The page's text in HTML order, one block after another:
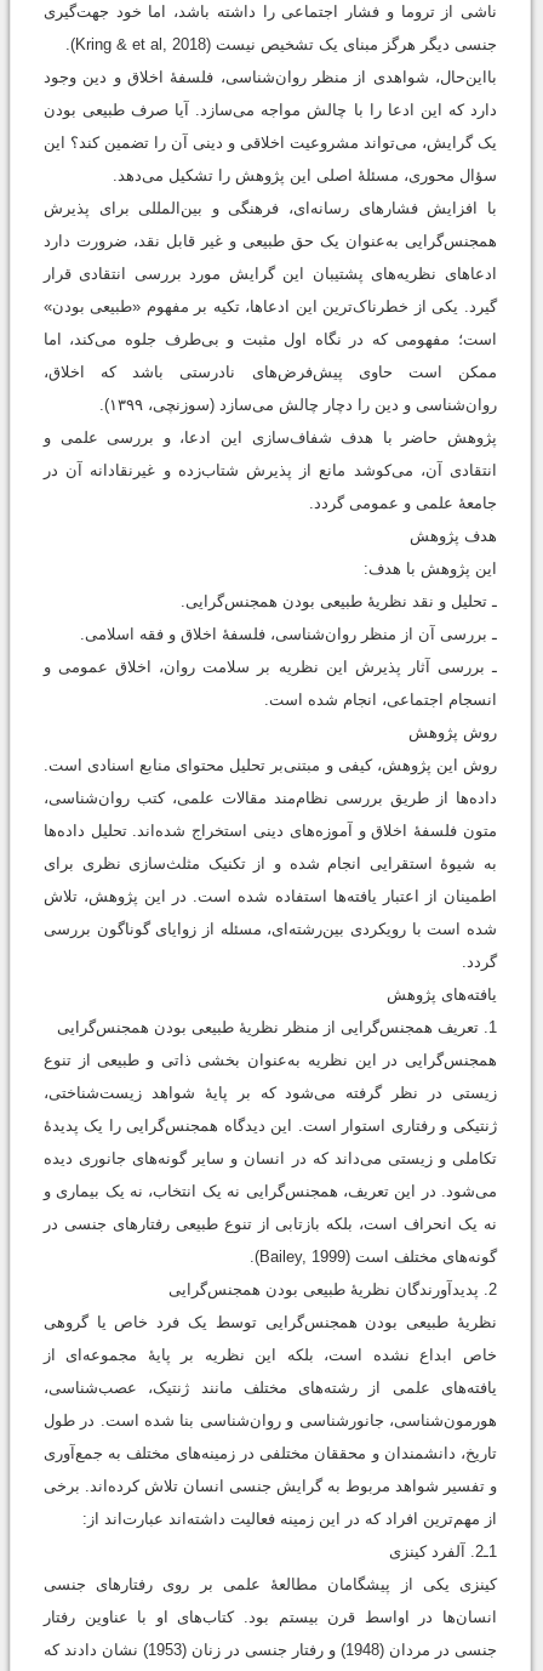
ناشی از تروما و فشار اجتماعی را داشته باشد، اما خود جهت‌گیری
جنسی دیگر هرگز مبنای یک تشخیص نیست (Kring & et al, 2018).
بااین‌حال، شواهدی از منظر روان‌شناسی، فلسفۀ اخلاق و دین وجود
دارد که این ادعا را با چالش مواجه می‌سازد. آیا صرف طبیعی بودن
یک گرایش، می‌تواند مشروعیت اخلاقی و دینی آن را تضمین کند؟ این
سؤال محوری، مسئلۀ اصلی این پژوهش را تشکیل می‌دهد.
با افزایش فشارهای رسانه‌ای، فرهنگی و بین‌المللی برای پذیرش
همجنس‌گرایی به‌عنوان یک حق طبیعی و غیر قابل نقد، ضرورت دارد
ادعاهای نظریه‌های پشتیبان این گرایش مورد بررسی انتقادی قرار
گیرد. یکی از خطرناک‌ترین این ادعاها، تکیه بر مفهوم «طبیعی بودن»
است؛ مفهومی که در نگاه اول مثبت و بی‌طرف جلوه می‌کند، اما
ممکن است حاوی پیش‌فرض‌های نادرستی باشد که اخلاق،
روان‌شناسی و دین را دچار چالش می‌سازد (سوزنچی، ۱۳۹۹).
پژوهش حاضر با هدف شفاف‌سازی این ادعا، و بررسی علمی و
انتقادی آن، می‌کوشد مانع از پذیرش شتاب‌زده و غیرنقادانه آن در
جامعۀ علمی و عمومی گردد.
هدف پژوهش
این پژوهش با هدف:
ـ تحلیل و نقد نظریۀ طبیعی بودن همجنس‌گرایی.
ـ بررسی آن از منظر روان‌شناسی، فلسفۀ اخلاق و فقه اسلامی.
ـ بررسی آثار پذیرش این نظریه بر سلامت روان، اخلاق عمومی و
انسجام اجتماعی، انجام شده است.
روش پژوهش
روش این پژوهش، کیفی و مبتنی‌بر تحلیل محتوای منابع اسنادی است.
داده‌ها از طریق بررسی نظام‌مند مقالات علمی، کتب روان‌شناسی،
متون فلسفۀ اخلاق و آموزه‌های دینی استخراج شده‌اند. تحلیل داده‌ها
به شیوۀ استقرایی انجام شده و از تکنیک مثلث‌سازی نظری برای
اطمینان از اعتبار یافته‌ها استفاده شده است. در این پژوهش، تلاش
شده است با رویکردی بین‌رشته‌ای، مسئله از زوایای گوناگون بررسی
گردد.
یافته‌های پژوهش
1. تعریف همجنس‌گرایی از منظر نظریۀ طبیعی بودن همجنس‌گرایی
همجنس‌گرایی در این نظریه به‌عنوان بخشی ذاتی و طبیعی از تنوع
زیستی در نظر گرفته می‌شود که بر پایۀ شواهد زیست‌شناختی،
ژنتیکی و رفتاری استوار است. این دیدگاه همجنس‌گرایی را یک پدیدۀ
تکاملی و زیستی می‌داند که در انسان و سایر گونه‌های جانوری دیده
می‌شود. در این تعریف، همجنس‌گرایی نه یک انتخاب، نه یک بیماری و
نه یک انحراف است، بلکه بازتابی از تنوع طبیعی رفتارهای جنسی در
گونه‌های مختلف است (Bailey, 1999).
2. پدیدآورندگان نظریۀ طبیعی بودن همجنس‌گرایی
نظریۀ طبیعی بودن همجنس‌گرایی توسط یک فرد خاص یا گروهی
خاص ابداع نشده است، بلکه این نظریه بر پایۀ مجموعه‌ای از
یافته‌های علمی از رشته‌های مختلف مانند ژنتیک، عصب‌شناسی،
هورمون‌شناسی، جانورشناسی و روان‌شناسی بنا شده است. در طول
تاریخ، دانشمندان و محققان مختلفی در زمینه‌های مختلف به جمع‌آوری
و تفسیر شواهد مربوط به گرایش جنسی انسان تلاش کرده‌اند. برخی
از مهم‌ترین افراد که در این زمینه فعالیت داشته‌اند عبارت‌اند از:
1ـ2. آلفرد کینزی
کینزی یکی از پیشگامان مطالعۀ علمی بر روی رفتارهای جنسی
انسان‌ها در اواسط قرن بیستم بود. کتاب‌های او با عناوین رفتار
جنسی در مردان (1948) و رفتار جنسی در زنان (1953) نشان دادند که